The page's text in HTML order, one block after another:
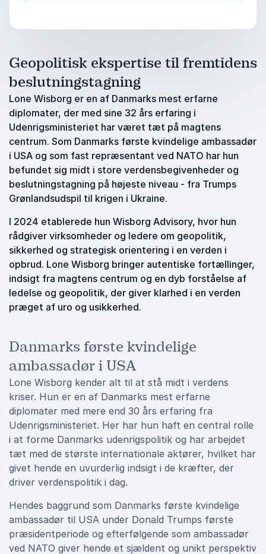
Geopolitisk ekspertise til fremtidens
beslutningstagning
Lone Wisborg er en af Danmarks mest erfarne
diplomater, der med sine 32 års erfaring i
Udenrigsministeriet har været tæt på magtens
centrum. Som Danmarks første kvindelige ambassadør
i USA og som fast repræsentant ved NATO har hun
befundet sig midt i store verdensbegivenheder og
beslutningstagning på højeste niveau - fra Trumps
Grønlandsudspil til krigen i Ukraine.
I 2024 etablerede hun Wisborg Advisory, hvor hun
rådgiver virksomheder og ledere om geopolitik,
sikkerhed og strategisk orientering i en verden i
opbrud. Lone Wisborg bringer autentiske fortællinger,
indsigt fra magtens centrum og en dyb forståelse af
ledelse og geopolitik, der giver klarhed i en verden
præget af uro og usikkerhed.
Danmarks første kvindelige
ambassadør i USA
Lone Wisborg kender alt til at stå midt i verdens
kriser. Hun er en af Danmarks mest erfarne
diplomater med mere end 30 års erfaring fra
Udenrigsministeriet. Her har hun haft en central rolle
i at forme Danmarks udenrigspolitik og har arbejdet
tæt med de største internationale aktører, hvilket har
givet hende en uvurderlig indsigt i de kræfter, der
driver verdenspolitik i dag.
Hendes baggrund som Danmarks første kvindelige
ambassadør til USA under Donald Trumps første
præsidentperiode og efterfølgende som ambassadør
ved NATO giver hende et sjældent og unikt perspektiv